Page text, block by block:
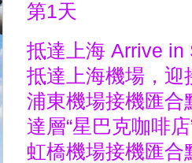
第1天
抵達上海 Arrive in
抵達上海機場，迎
浦東機場接機匯合
達層“星巴克咖啡店
虹橋機場接機匯